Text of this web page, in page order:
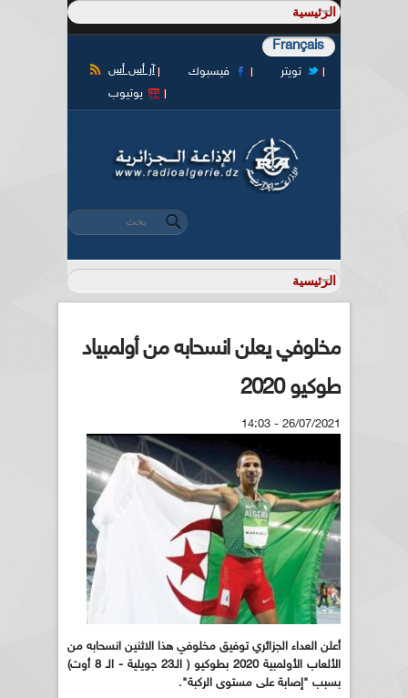
Français
آر أس أس فيسبوك
تويتر
يوتيوب
استمارة البحث
‏بحث ‏
مخلوفي يعلن انسحابه من أولمبياد
طوكيو 2020
26/07/2021 - 14:03
أعلن العداء الجزائري توفيق مخلوفي هذا الاثنين انسحابه من
الألعاب الأولمبية 2020 بطوكيو ( الـ23 جويلية - الـ 8 أوت
)
بسبب "إصابة على مستوى الركبة".